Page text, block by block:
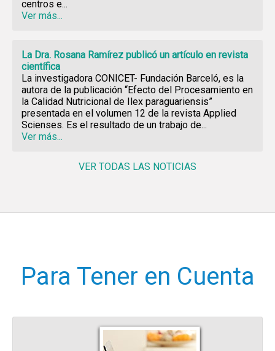
centros e...
Ver más...
La Dra. Rosana Ramírez publicó un artículo en revista
científica
La investigadora CONICET- Fundación Barceló, es la
autora de la publicación “Efecto del Procesamiento en
la Calidad Nutricional de Ilex paraguariensis”
presentada en el volumen 12 de la revista Applied
Scienses. Es el resultado de un trabajo de...
Ver más...
VER TODAS LAS NOTICIAS
Para Tener en Cuenta